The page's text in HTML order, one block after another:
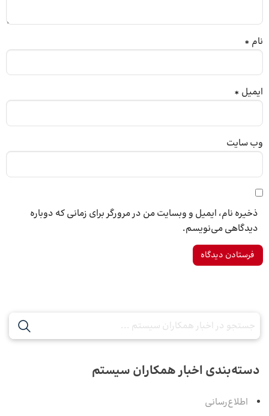
نام *
ایمیل *
وب‌ سایت
ذخیره نام، ایمیل و وبسایت من در مرورگر برای زمانی که دوباره
دیدگاهی می‌نویسم.
دسته‌بندی اخبار همکاران سیستم
اطلاع‌رسانی